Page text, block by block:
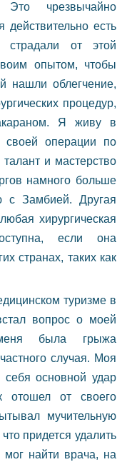
чрезвычайно
есть
страдали от этой
опытом, чтобы
нашли облегчение,
процедур,
Я живу в
операции по
и мастерство
намного больше
с Замбией. Другая
хирургическая
если она
странах, таких как
туризме в
вопрос о моей
была грыжа
случая. Моя
основной удар
отошел от своего
мучительную
придется удалить
найти врача, на